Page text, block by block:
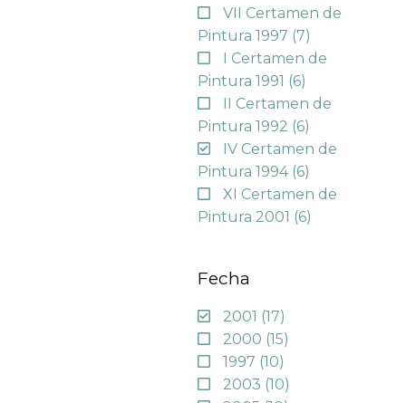
VII Certamen de
Pintura 1997 (7)
I Certamen de
Pintura 1991 (6)
II Certamen de
Pintura 1992 (6)
IV Certamen de
Pintura 1994 (6)
XI Certamen de
Pintura 2001 (6)
Fecha
2001 (17)
2000 (15)
1997 (10)
2003 (10)